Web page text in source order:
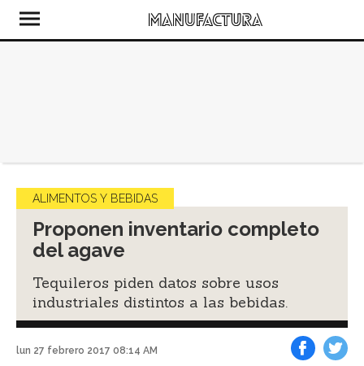
ALIMENTOS Y BEBIDAS
Proponen inventario completo
del agave
Tequileros piden datos sobre usos
industriales distintos a las bebidas.
lun 27 febrero 2017 08:14 AM